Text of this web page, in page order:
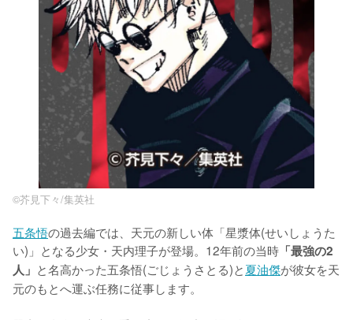
©︎芥見下々/集英社
五条悟の過去編では、天元の新しい体「星漿体(せいしょうた
い)」となる少女・天内理子が登場。12年前の当時 「最強の2
人」 と名高かった五条悟(ごじょうさとる)と夏油傑が彼女を天
元のもとへ運ぶ任務に従事します。